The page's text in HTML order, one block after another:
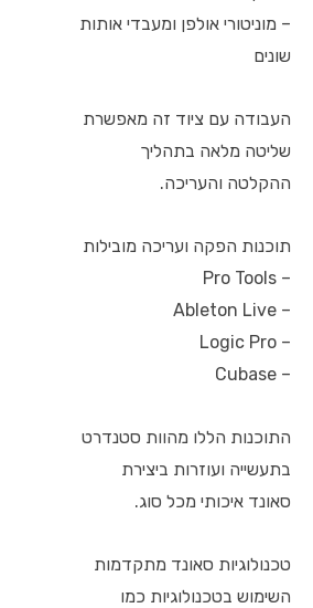
– מוניטורי אולפן ומעבדי אותות
שונים
העבודה עם ציוד זה מאפשרת
שליטה מלאה בתהליך
ההקלטה והעריכה.
תוכנות הפקה ועריכה מובילות
– Pro Tools
– Ableton Live
– Logic Pro
– Cubase
התוכנות הללו מהוות סטנדרט
בתעשייה ועוזרות ביצירת
סאונד איכותי מכל סוג.
טכנולוגיות סאונד מתקדמות
השימוש בטכנולוגיות כמו